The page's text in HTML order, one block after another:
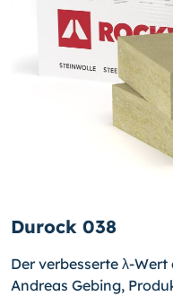
Durock 038
Der verbesserte λ-
Andreas Gebing,